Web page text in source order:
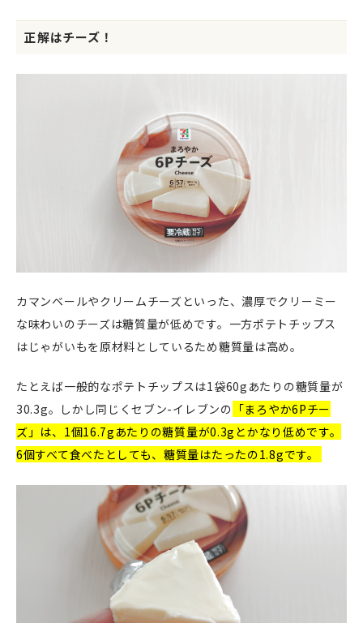
正解はチーズ！
カマンベールやクリームチーズといった、濃厚でクリーミー
な味わいのチーズは糖質量が低めです。一方ポテトチップス
はじゃがいもを原材料としているため糖質量は高め。
たとえば一般的なポテトチップスは1袋60gあたりの糖質量が
30.3g。しかし同じくセブン-イレブンの 「まろやか6Pチー
ズ」は、1個16.7gあたりの糖質量が0.3gとかなり低めです。
6個すべて食べたとしても、糖質量はたったの1.8gです。